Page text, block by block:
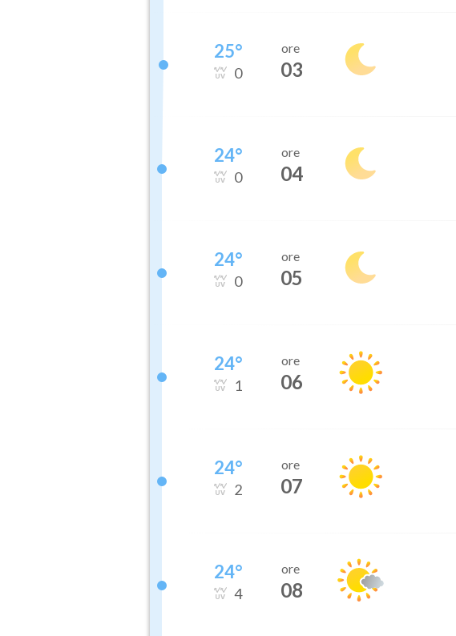
25°
0
ore
03
24°
0
ore
04
24°
0
ore
05
24°
1
ore
06
24°
2
ore
07
24°
4
ore
08